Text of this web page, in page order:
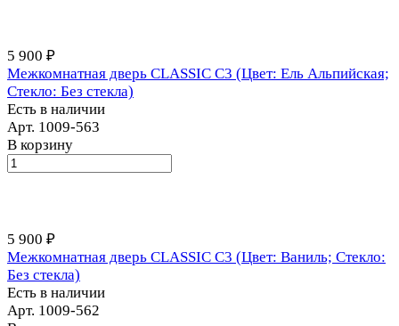
5 900 ₽
Межкомнатная дверь CLASSIC С3 (Цвет: Ель Альпийская;
Стекло: Без стекла)
Есть в наличии
Арт. 1009-563
В корзину
5 900 ₽
Межкомнатная дверь CLASSIC С3 (Цвет: Ваниль; Стекло:
Без стекла)
Есть в наличии
Арт. 1009-562